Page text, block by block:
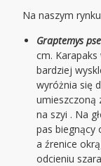
Na naszym
Graptemys
cm.
bardziej
wyróżnia się
umieszczoną
na szyi . Na
pas biegnący
a źrenice
odcieniu